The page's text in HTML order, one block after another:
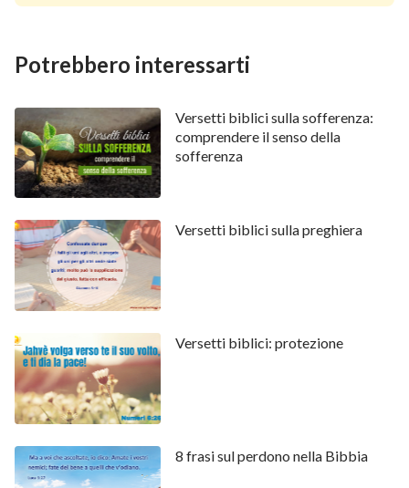
Potrebbero interessarti
Versetti biblici sulla sofferenza:
comprendere il senso della
sofferenza
Versetti biblici sulla preghiera
Versetti biblici: protezione
8 frasi sul perdono nella Bibbia